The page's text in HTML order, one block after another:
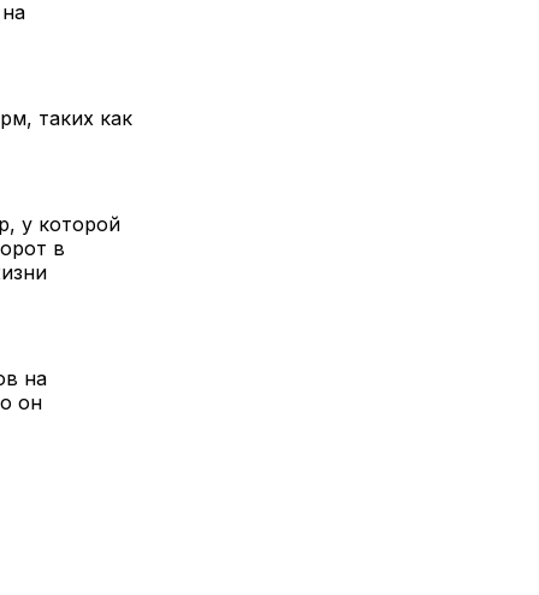
таких как
у которой
в
на
он